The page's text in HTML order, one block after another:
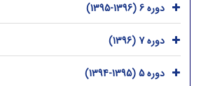
دوره 6 (1396-1395)
دوره 7 (1396)
دوره 5 (1395-1394)